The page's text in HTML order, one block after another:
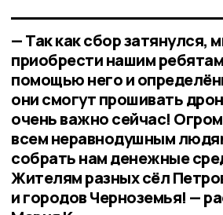
— Так как сбор затянулся,
приобрести нашим
помощью него и
они смогут прошивать
очень важно сейчас!
всем неравнодушным
собрать нам денежные
Жителям разных сёл
и городов Черноземья! —